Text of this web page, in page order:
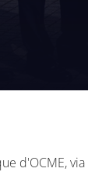
d'OCME,